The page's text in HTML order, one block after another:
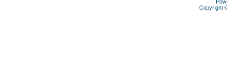
Copyright